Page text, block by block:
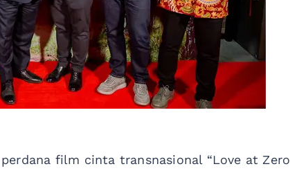
film cinta transnasional “Love at Zero